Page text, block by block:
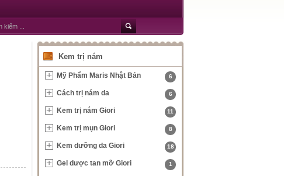
Kem trị nám
Mỹ Phẩm Maris Nhật Bản 6
Cách trị nám da 6
Kem trị nám Giori 11
Kem trị mụn Giori 8
Kem dưỡng da Giori 18
Gel dược tan mỡ Giori 1